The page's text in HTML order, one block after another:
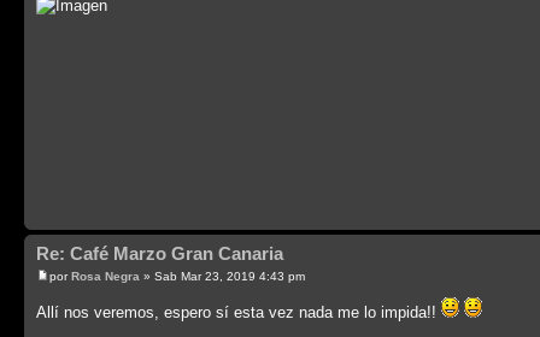
Re: Café Marzo Gran Canaria
porRosa Negra » Sab Mar 23, 2019 4:43 pm
Allí nos veremos, espero sí esta vez nada me lo impida!!